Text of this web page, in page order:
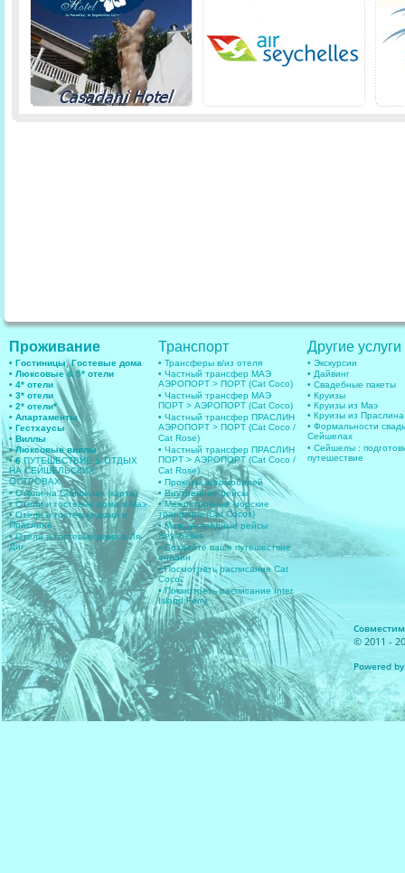
Проживание
• Гостиницы, Гостевые дома
• Люксовые & 5* отели
• 4* отели
• 3* отели
• 2* отели*
• Апартаменты
• Гестхаусы
• Виллы
• Люксовые виллы
• 6ПУТЕШЕСТВИЕ & ОТДЫХ
НА СЕЙШЕЛЬСКИХ
ОСТРОВАХ
• Отели на Сейшелах (карта)
• Отели и гостевые дома в Маэ
• Отели и гостевые дома в
Праслине
• Отели и гостевые дома в Ля-
Диг
Транспорт
• Трансферы в/из отеля
• Частный трансфер МАЭ
АЭРОПОРТ > ПОРТ (Cat Coco)
• Частный трансфер МАЭ
ПОРТ > АЭРОПОРТ (Cat Coco)
• Частный трансфер ПРАСЛИН
АЭРОПОРТ > ПОРТ (Cat Coco /
Cat Rose)
• Частный трансфер ПРАСЛИН
ПОРТ > АЭРОПОРТ (Cat Coco /
Cat Rose)
• Прокаты автомобилей
• Внутренние рейсы
• Межостровные морские
транферы (Cat Cocos)
• Международные рейсы
Seychelles
• Создайте ваше путешествие
онлайн
• Посмотреть расписание Cat
Coco
• Посмотреть расписание Inter
Island Ferry
Другие услуги
• Экскурсии
• Дайвинг
• Свадебные пакеты
• Круизы
• Круизы из Маэ
• Круизы из Праслина
• Формальности
Сейшелах
• Сейшелы :
путешествие
© 2011 -
Powered by